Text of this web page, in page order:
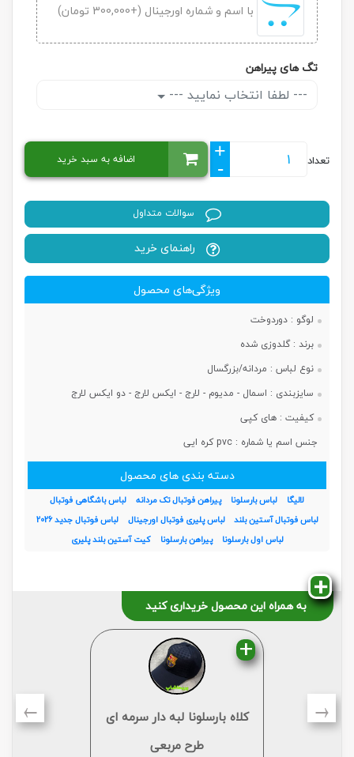
با اسم و شماره اورجینال (+300,000 تومان)
تگ های پیراهن
--- لطفا انتخاب نمایید ---
تعداد
+
-
اضافه به سبد خرید
سوالات متداول
راهنمای خرید
ویژگی‌های محصول
لوگو : دوردوخت
برند :گلدوزی شده
نوع لباس : مردانه/بزرگسال
سایزبندی : اسمال - مدیوم - لارج - ایکس لارج - دو ایکس لارج
کیفیت : های کپی
جنس اسم یا شماره : pvc کره ایی
دسته بندی های محصول
لالیگا لباس بارسلونا پیراهن فوتبال تک مردانه
لباس باشگاهی فوتبال
لباس فوتبال آستین بلند
لباس پلیری فوتبال اورجینال
لباس فوتبال جدید 2026
لباس اول بارسلونا
پیراهن بارسلونا کیت آستین بلند پلیری
به همراه این محصول خریداری کنید
کلاه بارسلونا لبه دار سرمه ای
طرح مربعی
← →